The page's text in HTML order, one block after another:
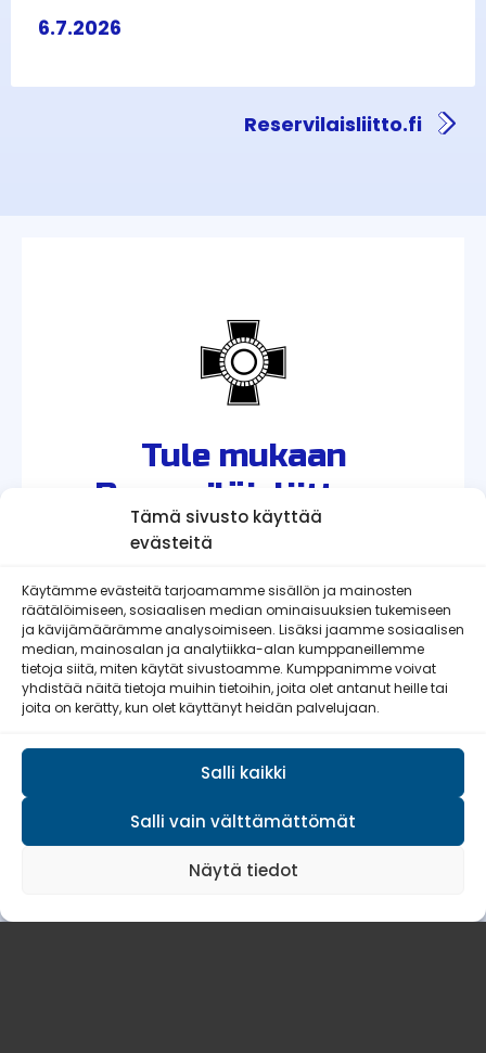
Tämä sivusto käyttää
evästeitä
Käytämme evästeitä tarjoamamme sisällön ja mainosten
räätälöimiseen, sosiaalisen median ominaisuuksien tukemiseen
ja kävijämäärämme analysoimiseen. Lisäksi jaamme sosiaalisen
median, mainosalan ja analytiikka-alan kumppaneillemme
tietoja siitä, miten käytät sivustoamme. Kumppanimme voivat
yhdistää näitä tietoja muihin tietoihin, joita olet antanut heille tai
joita on kerätty, kun olet käyttänyt heidän palvelujaan.
Salli kaikki
Salli vain välttämättömät
Näytä tiedot
6.7.2026
Reservilaisliitto.fi
Tule mukaan
Reserviläisliittoon
Suomen suurin maanpuolustuksen
tukena oleva vapaaehtoisjärjestö.
Jäsenmaksulla (25–70
€/kalenterivuosi) pääset mukaan
toimintaamme.
LIITY JÄSENEKSI